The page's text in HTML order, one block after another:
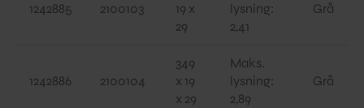
1242885 2100103
19 x
29
lysning:
2,41
Grå
1242886 2100104
349
x 19
x 29
Maks.
lysning:
2,89
Grå